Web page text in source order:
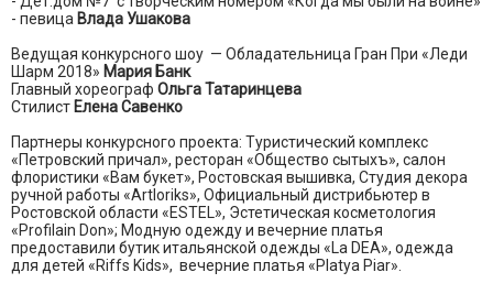
- певица Влада Ушакова
Ведущая конкурсного шоу — Обладательница Гран При «Леди
Шарм 2018» Мария Банк
Главный хореограф Ольга Татаринцева
Стилист Елена Савенко
Партнеры конкурсного проекта: Туристический комплекс
«Петровский причал», ресторан «Общество сытыхъ», салон
флористики «Вам букет», Ростовская вышивка, Студия декора
ручной работы «Artloriks», Официальный дистрибьютер в
Ростовской области «ESTEL», Эстетическая косметология
«Profilain Don»; Модную одежду и вечерние платья
предоставили бутик итальянской одежды «La DEA», одежда
для детей «Riffs Kids», вечерние платья «Platya Piar».